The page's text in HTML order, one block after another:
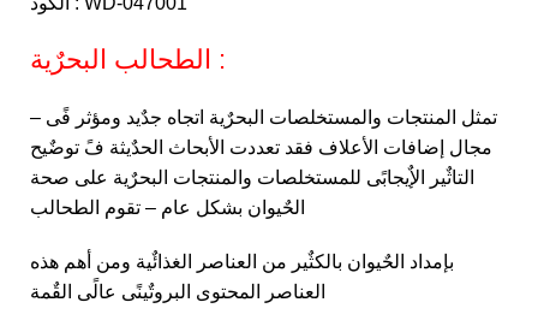
الطحالب البحرٌية :
– تمثل المنتجات والمستخلصات البحرٌية اتجاه جدٌيد ومؤثر فًى
مجال إضافات الأعلاف فقد تعددت الأبحاث الحدٌيثة فً توضٌيح
التاثٌير الإٌيجابًى للمستخلصات والمنتجات البحرٌية على صحة
الحٌيوان بشكل عام – تقوم الطحالب
بإمداد الحٌيوان بالكثٌير من العناصر الغذائٌية ومن أهم هذه
العناصر المحتوى البروتٌينًى عالًى القٌمة